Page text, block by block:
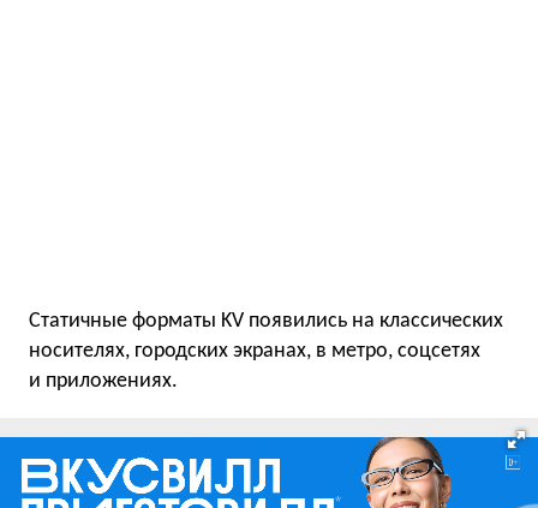
Статичные форматы KV появились на классических
носителях, городских экранах, в метро, соцсетях
и приложениях.